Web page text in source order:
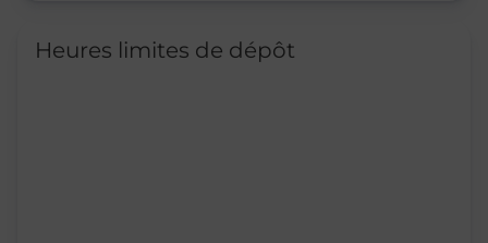
Heures limites de dépôt